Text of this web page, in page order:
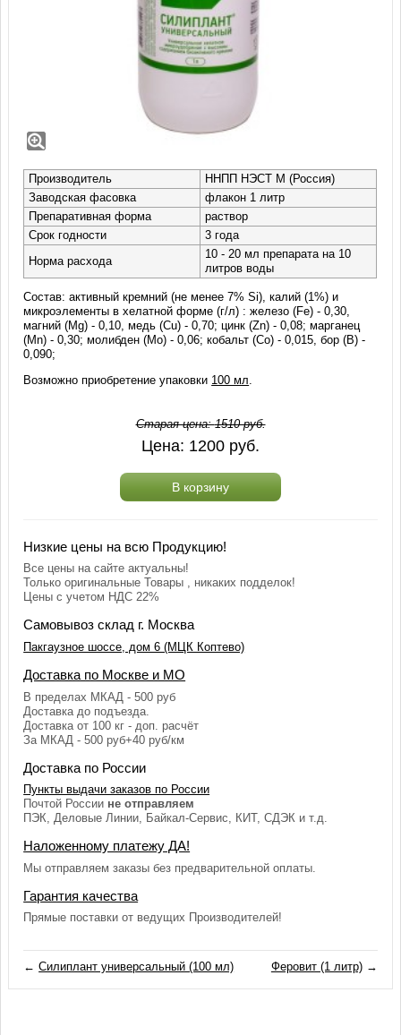
Силиплант универсальный (1 л)
Кремнийсодержащее удобрение, в состав которого, кроме
кремния Si (7%) и калия (1%), входят в легко доступной для
растений хелатной форме микроэлементы.
Производитель
ННПП НЭСТ М (Россия)
Заводская фасовка
флакон 1 литр
Препаративная форма
раствор
Срок годности
3 года
Норма расхода
10 - 20 мл препарата на 10
литров воды
Состав: активный кремний (не менее 7% Si), калий (1%) и
микроэлементы в хелатной форме (г/л) : железо (Fe) - 0,30,
магний (Mg) - 0,10, медь (Сu) - 0,70; цинк (Zn) - 0,08; марганец
(Мn) - 0,30; молибден (Мо) - 0,06; кобальт (Со) - 0,015, бор (В) -
0,090;
Возможно приобретение упаковки 100 мл
Старая цена:1510руб.
Цена: 1200 руб.
В корзину
Низкие цены на всю Продукцию!
Все цены на сайте актуальны!
Только оригинальные Товары , никаких подделок!
Цены с учетом НДС 22%
Самовывоз склад г. Москва
Пакгаузное шоссе, дом 6 (МЦК Коптево)
Доставка по Москве и МО
В пределах МКАД - 500 руб
Доставка до подъезда.
Доставка от 100 кг - доп. расчёт
За МКАД - 500 руб+40 руб/км
Доставка по России
Пункты выдачи заказов по России
Почтой России не отправляем
ПЭК, Деловые Линии, Байкал-Сервис, КИТ, СДЭК и т.д.
Наложенному платежу ДА!
Мы отправляем заказы без предварительной оплаты.
Гарантия качества
Прямые поставки от ведущих Производителей!
←Силиплант универсальный (100 мл) Феровит (1 литр)→